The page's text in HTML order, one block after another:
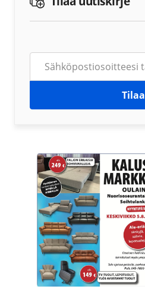
Tilaa